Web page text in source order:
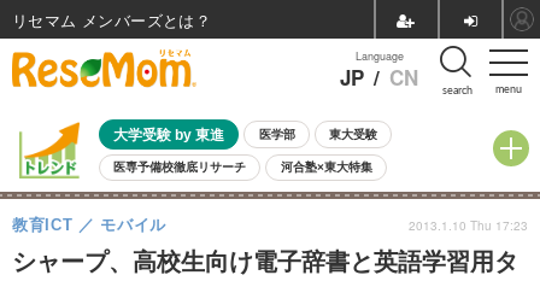
menu
Language
JP / CN search
大学受験 by 東進 医学部 東大受験
医専予備校徹底リサーチ 河合塾×東大特集
親子で考える大学選び 高校受験 中学受験 小学校受験
共通テスト 夏休み
8月開催イベント・WS 全国公立高校 過去問 人気記事
シャープ、高校生向け電子辞書と英語学習用タ
教育ICT モバイル 2013.1.10 Thu 17:23
リセマム メンバーズ